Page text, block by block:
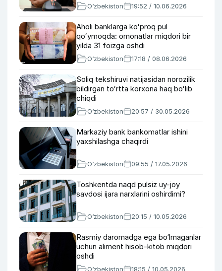
O‘zbekiston 19:52 / 10.06.2026
Aholi banklarga koʻproq pul
qoʻymoqda: omonatlar miqdori bir
yilda 31 foizga oshdi
O‘zbekiston 17:18 / 08.06.2026
Soliq tekshiruvi natijasidan norozilik
bildirgan toʻrtta korxona haq boʻlib
chiqdi
O‘zbekiston 20:57 / 30.05.2026
Markaziy bank bankomatlar ishini
yaxshilashga chaqirdi
O‘zbekiston 09:55 / 17.05.2026
Toshkentda naqd pulsiz uy-joy
savdosi ijara narxlarini oshirdimi?
O‘zbekiston 20:15 / 10.05.2026
Rasmiy daromadga ega bo‘lmaganlar
uchun aliment hisob-kitob miqdori
oshdi
O‘zbekiston 18:15 / 10.05.2026